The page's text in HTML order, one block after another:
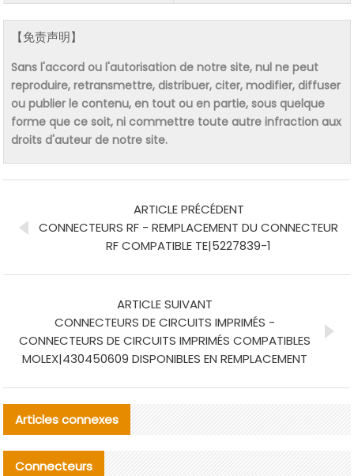
【免责声明】
Sans l'accord ou l'autorisation de notre site, nul ne peut
reproduire, retransmettre, distribuer, citer, modifier, diffuser
ou publier le contenu, en tout ou en partie, sous quelque
forme que ce soit, ni commettre toute autre infraction aux
droits d'auteur de notre site.
ARTICLE PRÉCÉDENT
CONNECTEURS RF - REMPLACEMENT DU CONNECTEUR
RF COMPATIBLE TE|5227839-1
ARTICLE SUIVANT
CONNECTEURS DE CIRCUITS IMPRIMÉS -
CONNECTEURS DE CIRCUITS IMPRIMÉS COMPATIBLES
MOLEX|430450609 DISPONIBLES EN REMPLACEMENT
Articles connexes
Connecteurs